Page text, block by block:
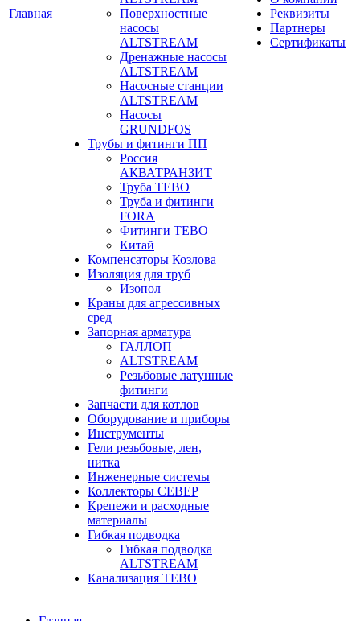
Главная
Поверхностные
насосы
ALTSTREAM
Дренажные насосы
ALTSTREAM
Насосные станции
ALTSTREAM
Насосы
GRUNDFOS
Трубы и фитинги ПП
Россия
АКВАТРАНЗИТ
Труба ТЕВО
Труба и фитинги
FORA
Фитинги ТЕВО
Китай
Компенсаторы Козлова
Изоляция для труб
Изопол
Краны для агрессивных
сред
Запорная арматура
ГАЛЛОП
ALTSTREAМ
Резьбовые латунные
фитинги
Запчасти для котлов
Оборудование и приборы
Инструменты
Гели резьбовые, лен,
нитка
Инженерные системы
Коллекторы СЕВЕР
Крепежи и расходные
материалы
Гибкая подводка
Гибкая подводка
ALTSTREAM
Канализация ТЕВО
Реквизиты
Партнеры
Сертификаты